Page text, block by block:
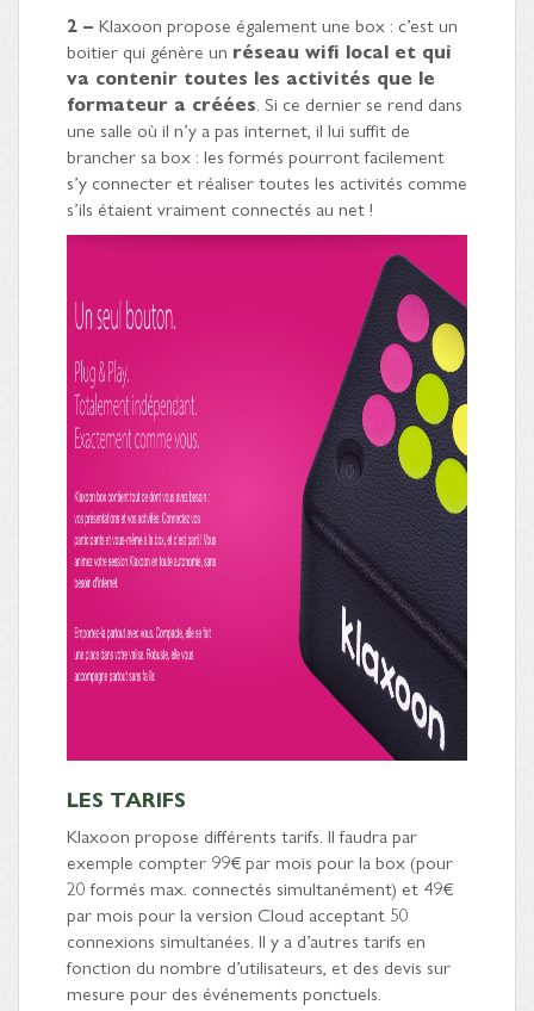
2 – Klaxoon propose également une box : c’est un
boitier qui génère un réseau wifi local et qui
va contenir toutes les activités que le
formateur a créées. Si ce dernier se rend dans
une salle où il n’y a pas internet, il lui suffit de
brancher sa box : les formés pourront facilement
s’y connecter et réaliser toutes les activités comme
s’ils étaient vraiment connectés au net !
LES TARIFS
Klaxoon propose différents tarifs. Il faudra par
exemple compter 99€ par mois pour la box (pour
20 formés max. connectés simultanément) et 49€
par mois pour la version Cloud acceptant 50
connexions simultanées. Il y a d’autres tarifs en
fonction du nombre d’utilisateurs, et des devis sur
mesure pour des événements ponctuels.